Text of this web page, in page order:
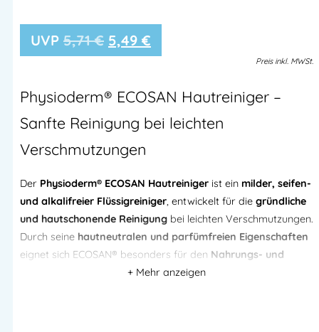
5,71€ 5,49 €
Preis inkl. MWSt.
Physioderm® ECOSAN Hautreiniger –
Sanfte Reinigung bei leichten
Verschmutzungen
Der Physioderm® ECOSAN Hautreiniger ist ein milder, seifen-
und alkalifreier Flüssigreiniger, entwickelt für die gründliche
und hautschonende Reinigung bei leichten Verschmutzungen.
Durch seine hautneutralen und parfümfreien Eigenschaften
eignet sich ECOSAN® besonders für den Nahrungs- und
sowie alle Bereiche mit hohen